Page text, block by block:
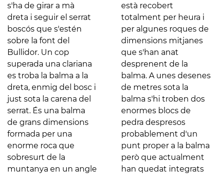
s'ha de girar a mà
dreta i seguir el serrat
boscós que s'estén
sobre la font del
Bullidor. Un cop
superada una clariana
es troba la balma a la
dreta, enmig del bosc i
just sota la carena del
serrat. És una balma
de grans dimensions
formada per una
enorme roca que
sobresurt de la
muntanya en un angle
està recobert
totalment per heura i
per algunes roques de
dimensions mitjanes
que s'han anat
desprenent de la
balma. A unes desenes
de metres sota la
balma s'hi troben dos
enormes blocs de
pedra despresos
probablement d'un
punt proper a la balma
però que actualment
han quedat integrats